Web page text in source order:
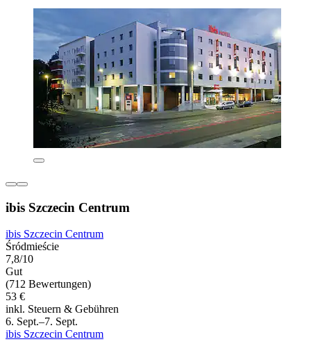
ibis Szczecin Centrum
ibis Szczecin Centrum
Śródmieście
7,8/10
Gut
(712 Bewertungen)
53 €
inkl. Steuern & Gebühren
6. Sept.–7. Sept.
ibis Szczecin Centrum